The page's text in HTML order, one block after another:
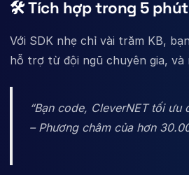
🛠️ Tích hợp trong 5
Với SDK nhẹ chỉ vài trăm KB,
hỗ trợ từ đội ngũ chuyên gia, và
“Bạn code, CleverNET tối ưu
– Phương châm của hơn